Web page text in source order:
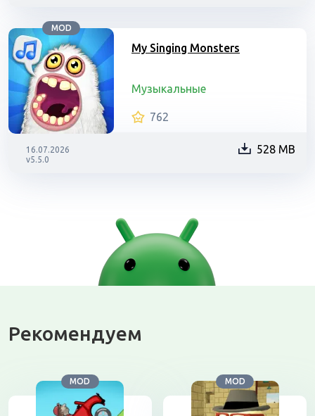
MOD
My Singing Monsters
Музыкальные
762
16.07.2026
v5.5.0
528 MB
Рекомендуем
MOD MOD